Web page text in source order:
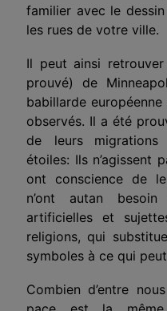
familier avec le
les rues de votre ville.
Il peut ainsi
prouvé) de
babillarde
observés. Il a été
de leurs migrations
étoiles: Ils n’agissent
ont conscience de
n’ont autan
artificielles et
religions, qui
symboles à ce qui
Combien d’entre